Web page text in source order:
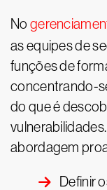
No
as equipes de
funções de
concentrando-
do que é
abordagem
Definir